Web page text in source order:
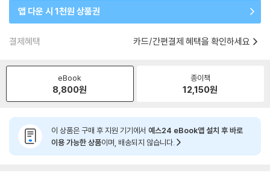
앱 다운 시 1천원 상품권
결제혜택 카드/간편결제 혜택을 확인하세요
eBook
8,800원
종이책
12,150원
이 상품은 구매 후 지원 기기에서 예스24 eBook앱 설치 후 바로
이용 가능한 상품이며, 배송되지 않습니다.